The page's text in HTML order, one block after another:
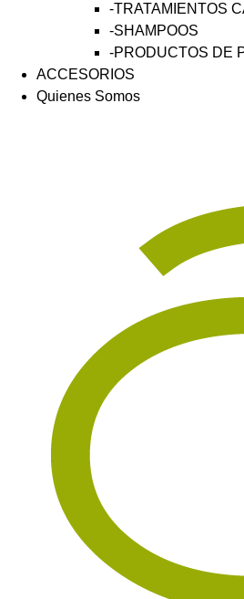
-TRATAMIENTOS
-SHAMPOOS
-PRODUCTOS DE
ACCESORIOS
Quienes Somos